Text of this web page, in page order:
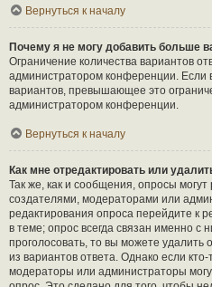
Вернуться к началу
Почему я не могу добавить больше
Ограничение количества вариантов
администратором конференции. Если
вариантов, превышающее это
администратором конференции.
Вернуться к началу
Как мне отредактировать или
Так же, как и сообщения, опросы могут
создателями, модераторами или
редактирования опроса перейдите к
в теме; опрос всегда связан именно с
проголосовать, то вы можете удалить
из вариантов ответа. Однако если
модераторы или администраторы